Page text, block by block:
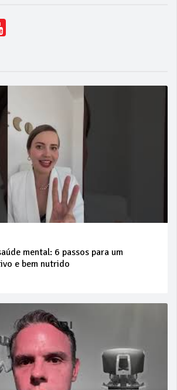
mental: 6 passos para um
e bem nutrido